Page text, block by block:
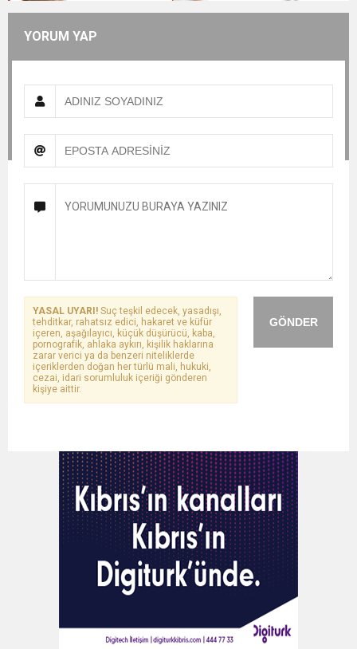
YORUM YAP
GÖNDER
YASAL UYARI! Suç teşkil edecek, yasadışı,
tehditkar, rahatsız edici, hakaret ve küfür
içeren, aşağılayıcı, küçük düşürücü, kaba,
pornografik, ahlaka aykırı, kişilik haklarına
zarar verici ya da benzeri niteliklerde
içeriklerden doğan her türlü mali, hukuki,
cezai, idari sorumluluk içeriği gönderen
kişiye aittir.